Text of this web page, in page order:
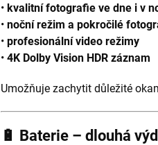
• kvalitní fotografie ve dne i v
• noční režim a pokročilé
• profesionální video režimy
• 4K Dolby Vision HDR záznam
Umožňuje zachytit důležité
🔋 Baterie – dlouhá